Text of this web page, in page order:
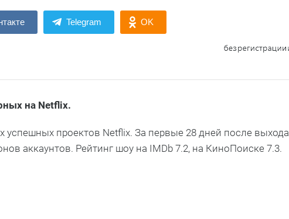
Telegram OK
ых на Netflix.
успешных проектов Netflix. За первые 28 дней после выхода
аккаунтов. Рейтинг шоу на IMDb 7.2, на КиноПоиске 7.3.